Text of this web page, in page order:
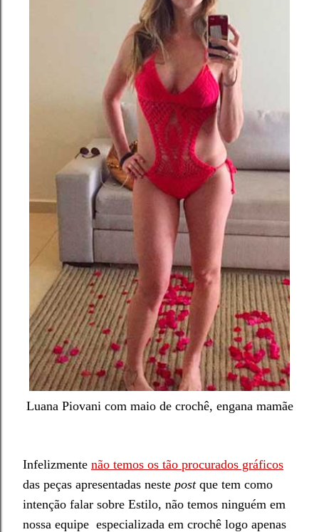
Luana Piovani com maio de crochê, engana mamãe
Infelizmente não temos os tão procurados gráficos
das peças apresentadas neste post que tem como
intenção falar sobre Estilo, não temos ninguém em
nossa equipe especializada em crochê logo apenas